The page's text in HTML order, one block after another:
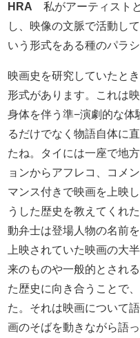
HRA 私がアーティスト
し、映像の文脈で活動し
いう形式をある種のパラ
映画史を研究していたと
形式があります。これは
身体を伴う準−演劇的な体
るだけでなく物語自体に
たね。タイには一座で地
ョンからアフレコ、コメ
マンス付きで映画を上映
うした歴史を教えてくれ
動弁士は登場人物の名前
上映されていた映画の大
来のものや一般的とされ
た歴史に向き合うことで
た。それは映画について
画のそばを動きながら語